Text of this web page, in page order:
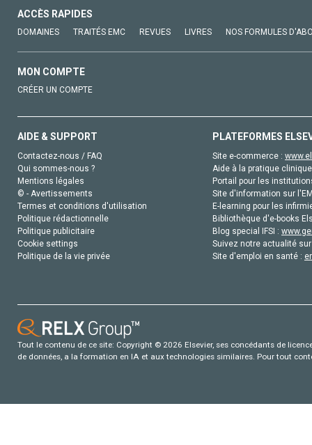
ACCÈS RAPIDES
DOMAINES TRAITÉS EMC REVUES LIVRES NOS FORMULES
MON COMPTE
CRÉER UN COMPTE
AIDE & SUPPORT
Contactez-nous / FAQ
Qui sommes-nous ?
Mentions légales
© - Avertissements
Termes et conditions d'utilisation
Politique rédactionnelle
Politique publicitaire
Cookie settings
Politique de la vie privée
PLATEFORMES
Site e-commerce :
Aide à la pratique
Portail pour les
Site d'information sur
E-learning pour les
Bibliothèque d'e-books
Blog special IFSI :
Suivez notre actualité
Site d'emploi en santé :
Tout le contenu de ce site: Copyright © 2026 Elsevier, ses concédants de
de données, a la formation en IA et aux technologies similaires. Pour tout